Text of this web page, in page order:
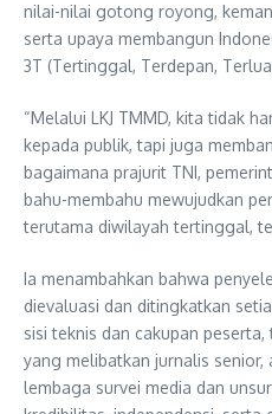
nilai-nilai gotong royong,
serta upaya membangun
3T (Tertinggal, Terdepan,
“Melalui LKJ TMMD, kita tidak
kepada publik, tapi juga
bagaimana prajurit TNI,
bahu-membahu mewujudkan
terutama diwilayah tertinggal,
Ia menambahkan bahwa
dievaluasi dan ditingkatkan
sisi teknis dan cakupan
yang melibatkan jurnalis senior,
lembaga survei media dan